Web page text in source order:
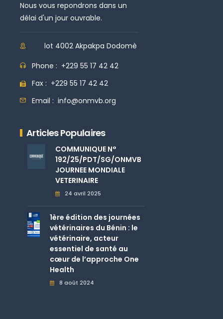
Nous vous repondrons dans un
délai d'un jour ouvrable.
lot 4002 Akpakpa Dodomè
Phone : +229 55 17 42 42
Fax : +229 55 17 42 42
Email : info@onmvb.org
Articles Populaires
COMMUNIQUE N°
192/25/PDT/SG/ONMVB
JOURNEE MONDIALE
VETERINAIRE
24 avril 2025
1ère édition des journées
vétérinaires du Bénin : le
vétérinaire, acteur
essentiel de santé au
cœur de l’approche One
Health
8 août 2024